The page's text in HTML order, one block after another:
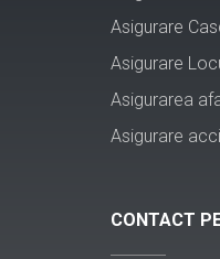
Asigurare
Asigurare
Asigurarea
Asigurare
CONTACT